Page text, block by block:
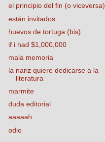
el principio del fin (o viceversa)
están invitados
huevos de tortuga (bis)
if i had $1,000,000
mala memoria
la nariz quiere dedicarse a la
literatura
marmite
duda editorial
aaaaah
odio